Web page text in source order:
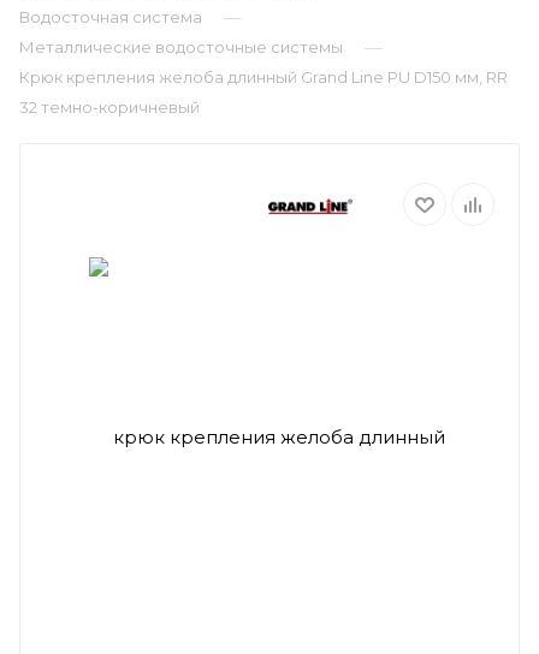
Водосточная система —
Металлические водосточные системы —
Крюк крепления желоба длинный Grand Line PU D150 мм, RR
32 темно-коричневый